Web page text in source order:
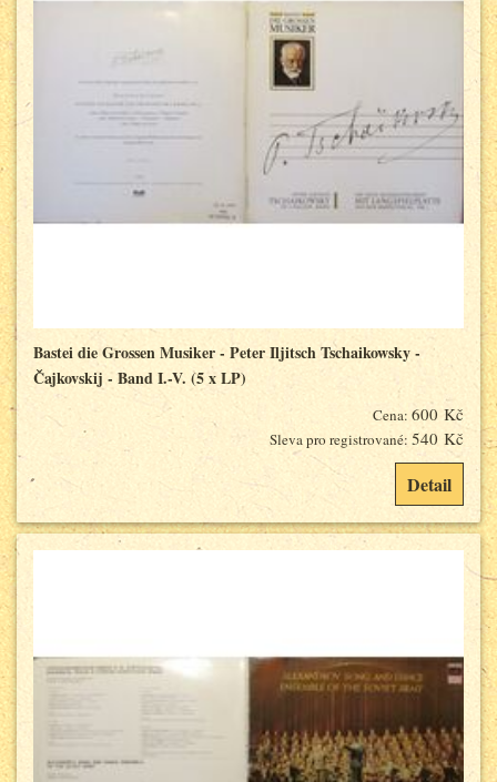
Bastei die Grossen Musiker - Peter Iljitsch Tschaikowsky -
Čajkovskij - Band I.-V. (5 x LP)
Cena: 600 Kč
Sleva pro registrované: 540 Kč
Detail